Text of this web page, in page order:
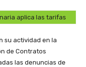
aplica las tarifas
su actividad en la
de Contratos
las denuncias de